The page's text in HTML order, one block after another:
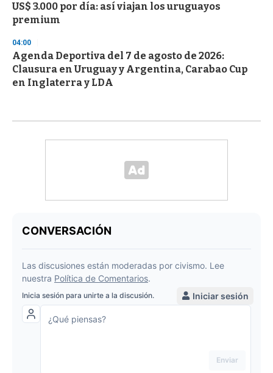
US$ 3.000 por día: así viajan los uruguayos
premium
04:00
Agenda Deportiva del 7 de agosto de 2026:
Clausura en Uruguay y Argentina, Carabao Cup
en Inglaterra y LDA